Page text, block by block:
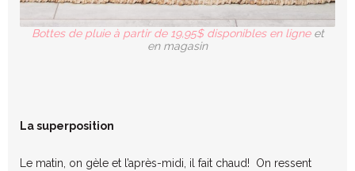
Bottes de pluie à partir de 19,95$ disponibles en ligneet
en magasin
La superposition
Le matin, on gèle et l’après-midi, il fait chaud! On ressent